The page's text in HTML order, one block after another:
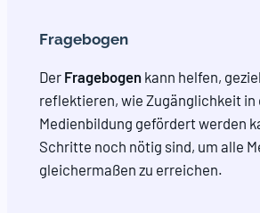
Fragebogen
Der Fragebogenkann helfen,
reflektieren, wie Zugänglichkeit in
Medienbildung gefördert werden
Schritte noch nötig sind, um alle
gleichermaßen zu erreichen.